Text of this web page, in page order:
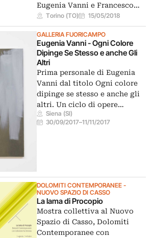
Eugenia Vanni e Francesco…
Torino (TO) 15/05/2018
GALLERIA FUORICAMPO
Eugenia Vanni - Ogni Colore
Dipinge Se Stesso e anche Gli
Altri
Prima personale di Eugenia
Vanni dal titolo Ogni colore
dipinge se stesso e anche gli
altri. Un ciclo di opere…
Siena (SI)
30/09/2017–11/11/2017
DOLOMITI CONTEMPORANEE -
NUOVO SPAZIO DI CASSO
La lama di Procopio
Mostra collettiva al Nuovo
Spazio di Casso, Dolomiti
Contemporanee con